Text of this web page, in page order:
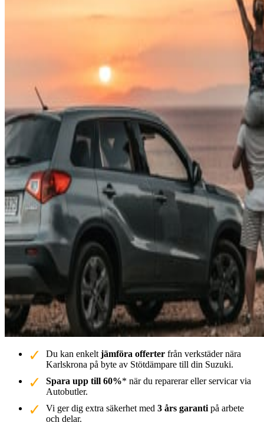
Du kan enkelt jämföra offerter från verkstäder nära
Karlskrona på byte av Stötdämpare till din Suzuki.
Spara upp till 60%* när du reparerar eller servicar via
Autobutler.
Vi ger dig extra säkerhet med 3 års garanti på arbete
och delar.